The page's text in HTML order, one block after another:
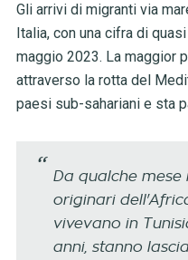
Gli arrivi di migranti via
Italia, con una cifra di
maggio 2023. La maggior
attraverso la rotta del
paesi sub-sahariani e sta
Da qualche
originari
vivevano in
anni, stanno